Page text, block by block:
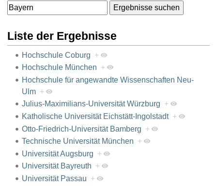
Liste der Ergebnisse
Hochschule Coburg +
Hochschule München +
Hochschule für angewandte Wissenschaften Neu-
Ulm +
Julius-Maximilians-Universität Würzburg +
Katholische Universität Eichstätt-Ingolstadt +
Otto-Friedrich-Universität Bamberg +
Technische Universität München +
Universität Augsburg +
Universität Bayreuth +
Universität Passau +